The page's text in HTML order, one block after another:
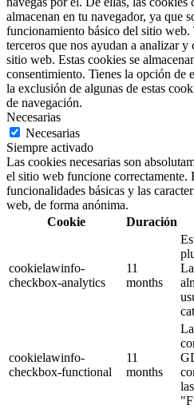
almacenan en tu navegador, ya que
funcionamiento básico del sitio
terceros que nos ayudan a analizar
sitio web. Estas cookies se
consentimiento. Tienes la opción de
la exclusión de algunas de estas
de navegación.
Necesarias
Necesarias
Siempre activado
Las cookies necesarias son
el sitio web funcione correctamente.
funcionalidades básicas y las
web, de forma anónima.
Cookie
Duración
cookielawinfo-
checkbox-analytics
11
months
cookielawinfo-
checkbox-functional
11
months